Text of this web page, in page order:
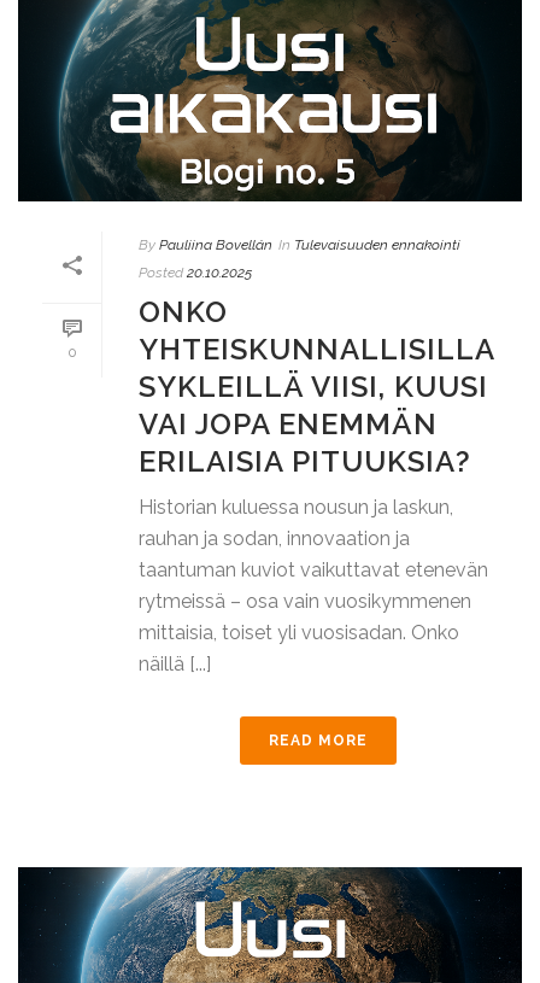
0
By Pauliina Bovellán In Tulevaisuuden ennakointi
Posted 20.10.2025
ONKO
YHTEISKUNNALLISILLA
SYKLEILLÄ VIISI, KUUSI
VAI JOPA ENEMMÄN
ERILAISIA PITUUKSIA?
Historian kuluessa nousun ja laskun,
rauhan ja sodan, innovaation ja
taantuman kuviot vaikuttavat etenevän
rytmeissä – osa vain vuosikymmenen
mittaisia, toiset yli vuosisadan. Onko
näillä [...]
READ MORE